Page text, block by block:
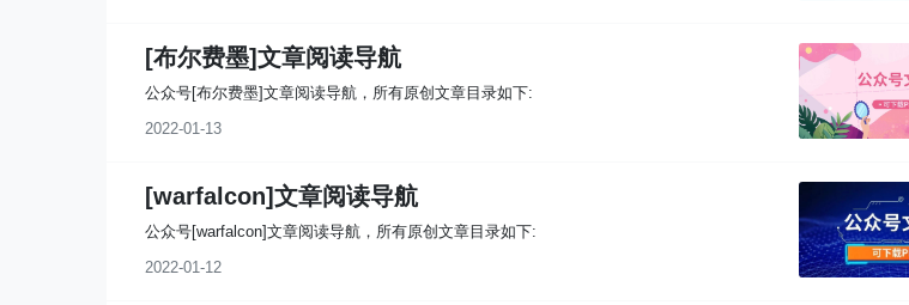
[布尔费墨]文章阅读导航
公众号[布尔费墨]文章阅读导航，所有原创文章目录如下:
2022-01-13
[warfalcon]文章阅读导航
公众号[warfalcon]文章阅读导航，所有原创文章目录如下:
2022-01-12